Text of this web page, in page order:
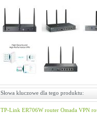
Słowa kluczowe dla tego produktu:
TP-Link ER706W router Omada VPN